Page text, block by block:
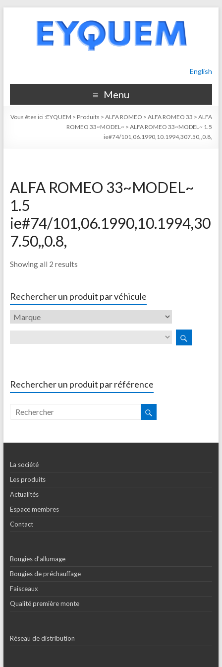
English
Menu
Vous êtes ici :EYQUEM > Produits >ALFA ROMEO >ALFA ROMEO 33 >ALFA
ROMEO 33~MODEL~ >ALFA ROMEO 33~MODEL~ 1.5
ie#74/101,06.1990,10.1994,307.50,,0.8,
ALFA ROMEO 33~MODEL~
1.5
ie#74/101,06.1990,10.1994,30
7.50,,0.8,
Showing all 2 results
Rechercher un produit par véhicule
Rechercher un produit par référence
La société
Les produits
Actualités
Espace membres
Contact
Bougies d’allumage
Bougies de préchauffage
Faisceaux
Qualité première monte
Réseau de distribution